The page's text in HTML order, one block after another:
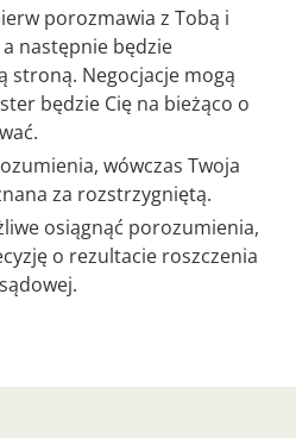
porozmawia z Tobą i
następnie będzie
stroną. Negocjacje mogą
będzie Cię na bieżąco o
wówczas Twoja
za rozstrzygniętą.
osiągnąć porozumienia,
o rezultacie roszczenia